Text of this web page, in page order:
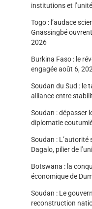
institutions et
Togo : l’audace
Gnassingbé
2026
Burkina Faso : le
engagéeaoût 6,
Soudan du Sud : le
alliance entre
Soudan : dépasser
diplomatie
Soudan :
Dagalo, pilier de
Botswana : la
économique de
Soudan : Le
reconstruction